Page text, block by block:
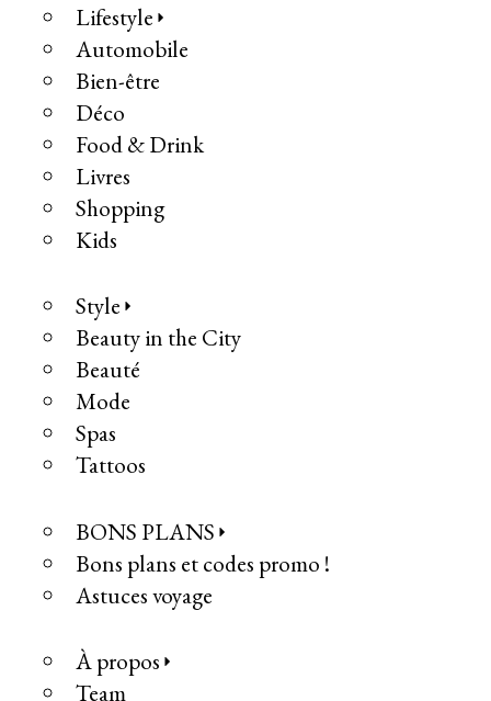
Lifestyle
Automobile
Bien-être
Déco
Food & Drink
Livres
Shopping
Kids
Style
Beauty in the City
Beauté
Mode
Spas
Tattoos
BONS PLANS
Bons plans et codes promo !
Astuces voyage
À propos
Team